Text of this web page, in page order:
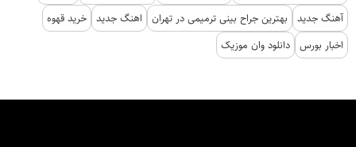
آهنگ جدید
بهترین جراح بینی ترمیمی در تهران اهنگ جدید خرید قهوه
اخبار بورس دانلود وان موزیک